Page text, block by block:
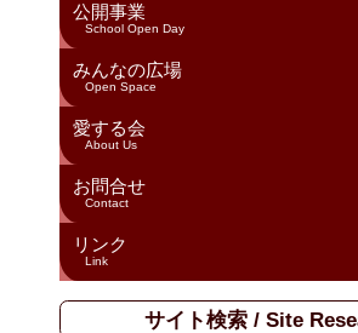
公開事業
School Open Day
みんなの広場
Open Space
愛する会
About Us
お問合せ
Contact
リンク
Link
サイト検索 / Site